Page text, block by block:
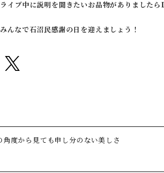
イブ中に説明を聞きたいお品物がありました
んなで石沼民感謝の日を迎えましょう！
角度から見ても申し分のない美しさ